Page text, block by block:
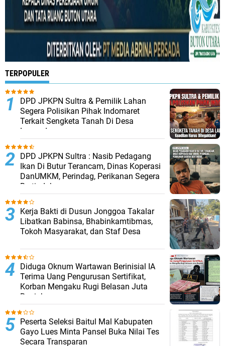
TERPOPULER
DPD JPKPN Sultra & Pemilik Lahan
Segera Polisikan Pihak Indomaret
Terkait Sengketa Tanah Di Desa
Lapandewa
DPD JPKPN Sultra : Nasib Pedagang
Ikan Di Butur Terancam, Dinas Koperasi
DanUMKM, Perindag, Perikanan Segera
Bertindak
Kerja Bakti di Dusun Jonggoa Takalar
Libatkan Babinsa, Bhabinkamtibmas,
Tokoh Masyarakat, dan Staf Desa
Diduga Oknum Wartawan Berinisial IA
Terima Uang Pengurusan Sertifikat,
Korban Mengaku Rugi Belasan Juta
Rupiah
Peserta Seleksi Baitul Mal Kabupaten
Gayo Lues Minta Pansel Buka Nilai Tes
Secara Transparan